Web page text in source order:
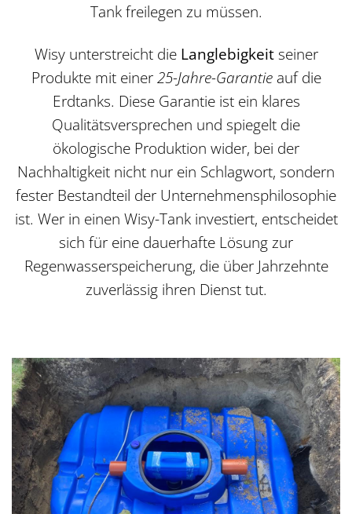
Tank freilegen zu müssen.
Wisy unterstreicht die Langlebigkeitseiner
Produkte mit einer25-Jahre-Garantieauf die
Erdtanks. Diese Garantie ist ein klares
Qualitätsversprechen und spiegelt die
ökologische Produktion wider, bei der
Nachhaltigkeit nicht nur ein Schlagwort, sondern
fester Bestandteil der Unternehmensphilosophie
ist. Wer in einen Wisy-Tank investiert, entscheidet
sich für eine dauerhafte Lösung zur
Regenwasserspeicherung, die über Jahrzehnte
zuverlässig ihren Dienst tut.